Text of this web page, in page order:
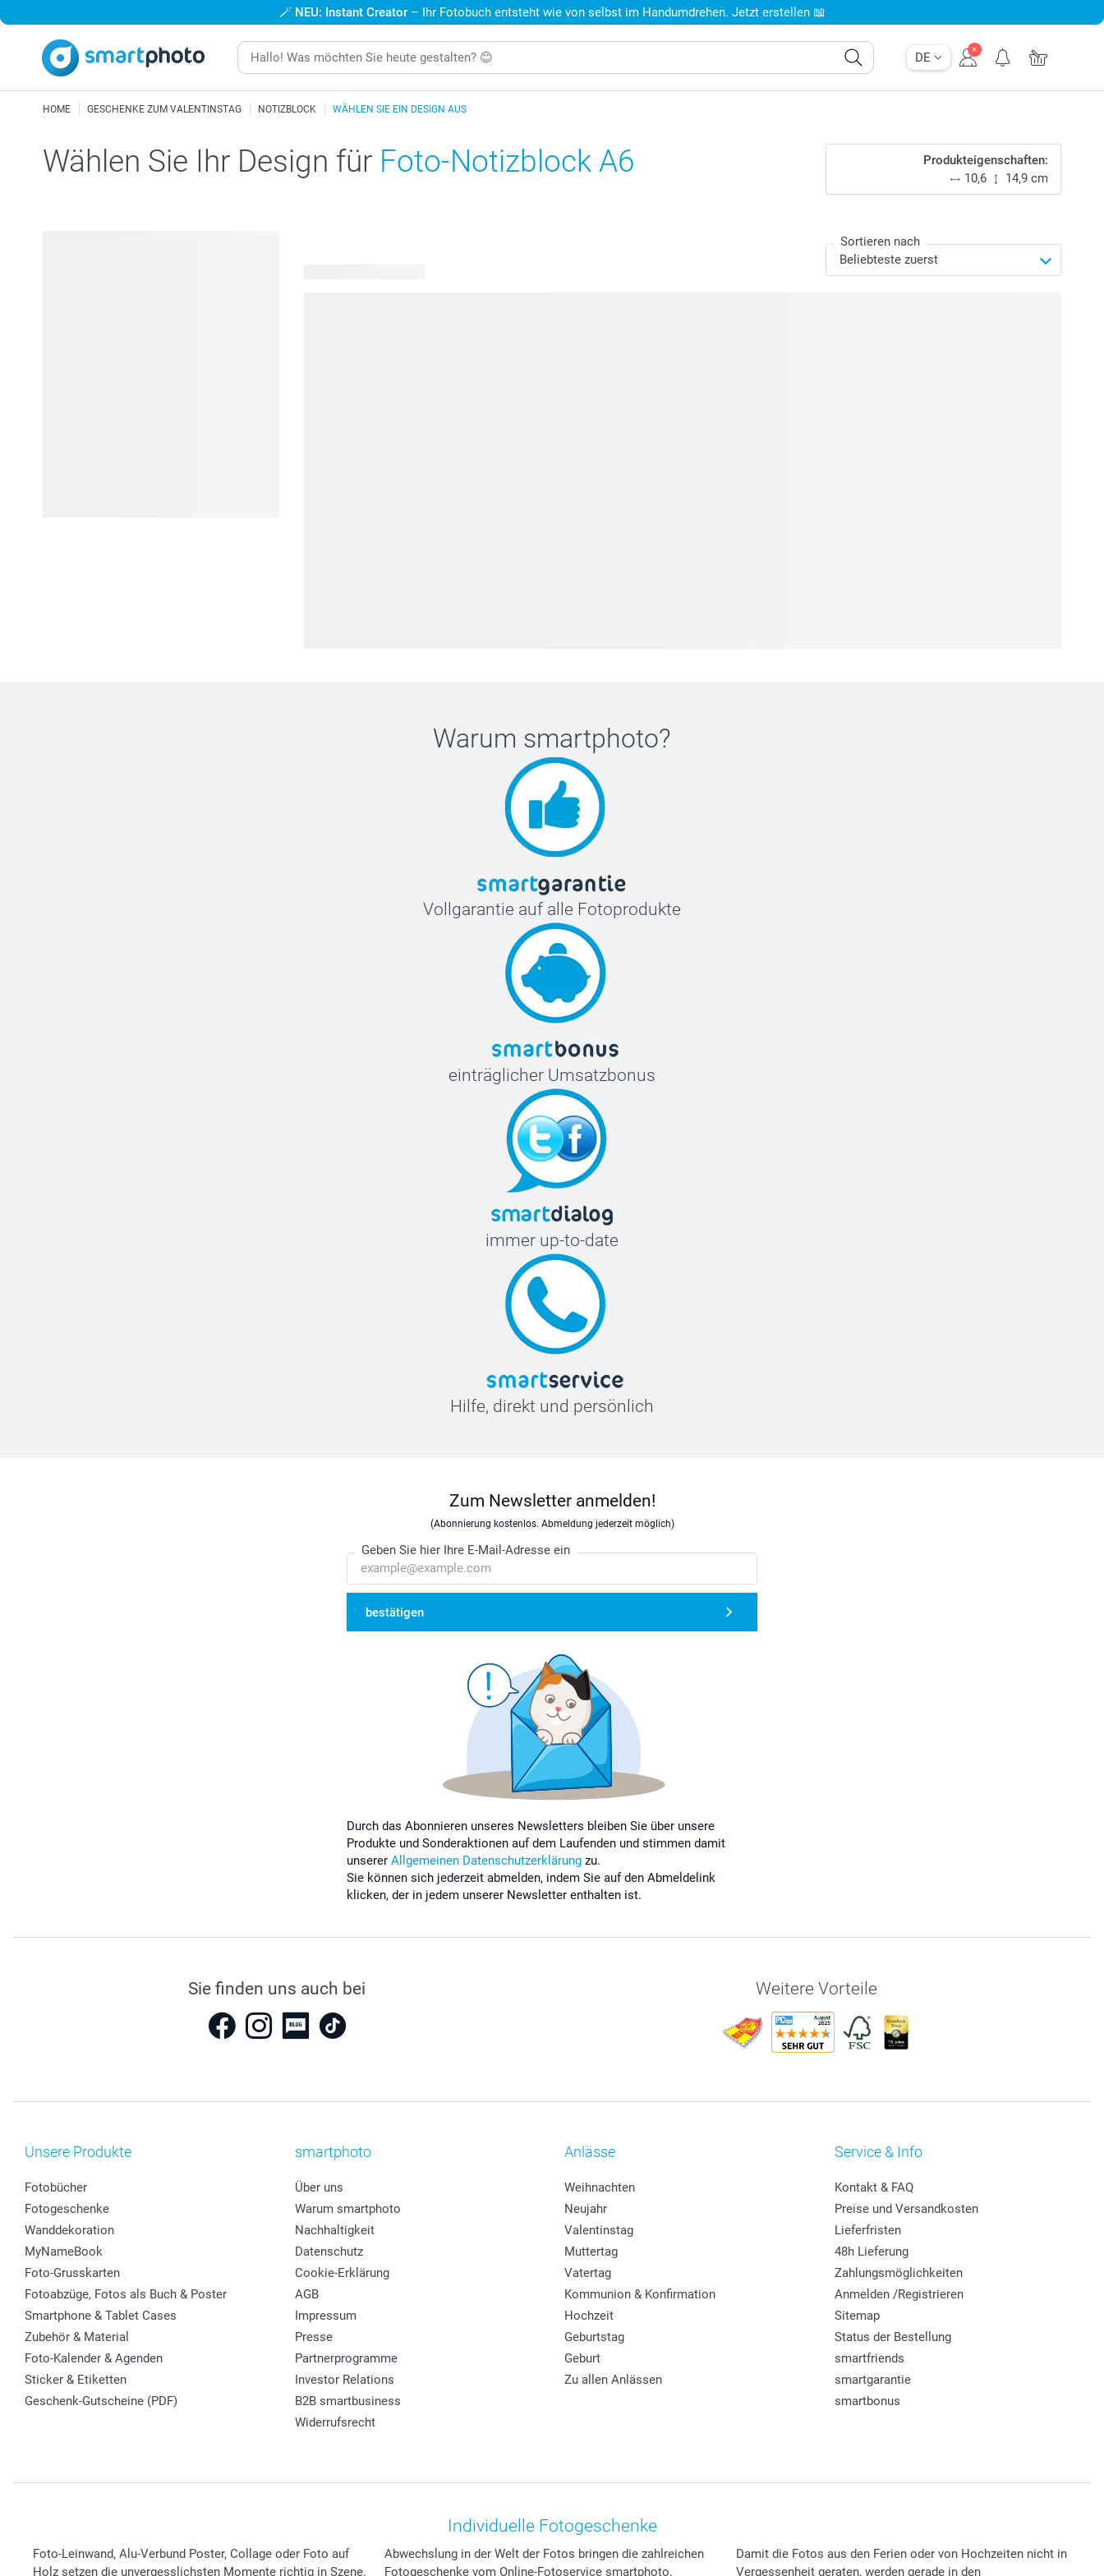
DE
🪄 NEU: Instant Creator – Ihr Fotobuch entsteht wie von selbst im Handumdrehen. Jetzt erstellen 📖
HOME GESCHENKE ZUM VALENTINSTAG NOTIZBLOCK WÄHLEN SIE EIN DESIGN AUS
Wählen Sie Ihr Design für Foto-Notizblock A6
Produkteigenschaften:
10,6
14,9 cm
Sortieren nach
Warum smartphoto?
Vollgarantie auf alle Fotoprodukte
einträglicher Umsatzbonus
immer up-to-date
Hilfe, direkt und persönlich
Zum Newsletter anmelden!
(Abonnierung kostenlos. Abmeldung jederzeit möglich)
Geben Sie hier Ihre E-Mail-Adresse ein
bestätigen
Durch das Abonnieren unseres Newsletters bleiben Sie über unsere
Produkte und Sonderaktionen auf dem Laufenden und stimmen damit
unserer Allgemeinen Datenschutzerklärung zu.
Sie können sich jederzeit abmelden, indem Sie auf den Abmeldelink
klicken, der in jedem unserer Newsletter enthalten ist.
Sie finden uns auch bei Weitere Vorteile
Unsere Produkte
Fotobücher
Fotogeschenke
Wanddekoration
MyNameBook
Foto-Grusskarten
Fotoabzüge, Fotos als Buch & Poster
Smartphone & Tablet Cases
Zubehör & Material
Foto-Kalender & Agenden
Sticker & Etiketten
Geschenk-Gutscheine (PDF)
smartphoto
Über uns
Warum smartphoto
Nachhaltigkeit
Datenschutz
Cookie-Erklärung
AGB
Impressum
Presse
Partnerprogramme
Investor Relations
B2B smartbusiness
Widerrufsrecht
Anlässe
Weihnachten
Neujahr
Valentinstag
Muttertag
Vatertag
Kommunion & Konfirmation
Hochzeit
Geburtstag
Geburt
Zu allen Anlässen
Service & Info
Kontakt & FAQ
Preise und Versandkosten
Lieferfristen
48h Lieferung
Zahlungsmöglichkeiten
Anmelden /Registrieren
Sitemap
Status der Bestellung
smartfriends
smartgarantie
smartbonus
Individuelle Fotogeschenke
Foto-Leinwand, Alu-Verbund Poster, Collage oder Foto auf
Holz setzen die unvergesslichsten Momente richtig in Szene.
Abwechslung in der Welt der Fotos bringen die zahlreichen
Fotogeschenke vom Online-Fotoservice smartphoto.
Damit die Fotos aus den Ferien oder von Hochzeiten nicht in
Vergessenheit geraten, werden gerade in den